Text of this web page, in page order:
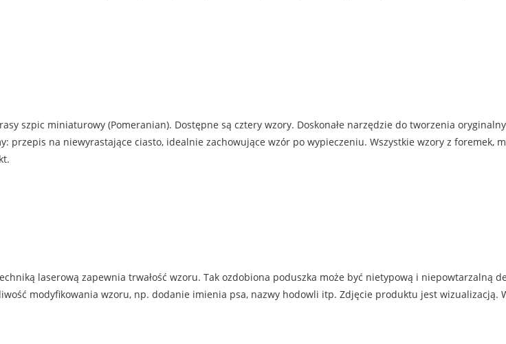
szpic miniaturowy (Pomeranian). Dostępne są cztery wzory. Doskonałe narzędzie do tworzenia
przepis na niewyrastające ciasto, idealnie zachowujące wzór po wypieczeniu. Wszystkie wzory z foremek,
laserową zapewnia trwałość wzoru. Tak ozdobiona poduszka może być nietypową i niepowtarzalną
modyfikowania wzoru, np. dodanie imienia psa, nazwy hodowli itp. Zdjęcie produktu jest wizualizacją.